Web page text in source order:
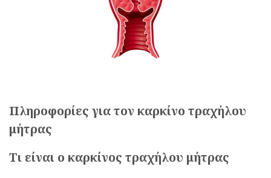
Πληροφορίες για τον καρκίνο τραχήλου
μήτρας
Τι είναι ο καρκίνος τραχήλου μήτρας